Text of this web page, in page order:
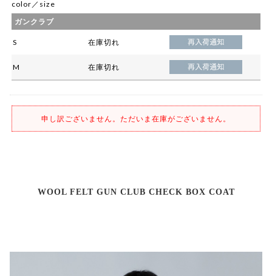
color／size
ガンクラブ
S 在庫切れ
M 在庫切れ
申し訳ございません。ただいま在庫がございません。
WOOL FELT GUN CLUB CHECK BOX COAT